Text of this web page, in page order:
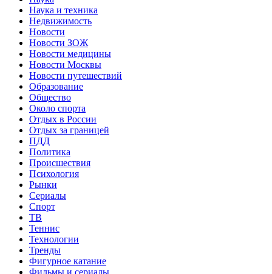
Наука и техника
Недвижимость
Новости
Новости ЗОЖ
Новости медицины
Новости Москвы
Новости путешествий
Образование
Общество
Около спорта
Отдых в России
Отдых за границей
ПДД
Политика
Происшествия
Психология
Рынки
Сериалы
Спорт
ТВ
Теннис
Технологии
Тренды
Фигурное катание
Фильмы и сериалы